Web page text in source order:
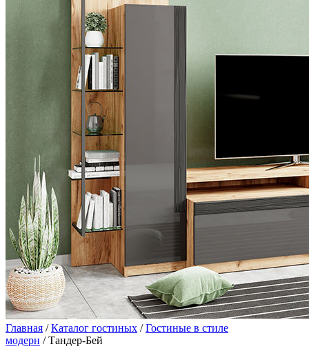
Главная /Каталог гостиных /Гостиные в стиле
модерн / Тандер-Бей